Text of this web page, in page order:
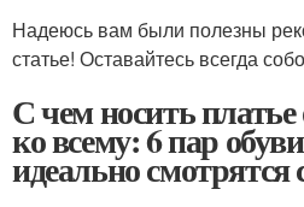
Надеюсь вам были полезны
статье! Оставайтесь всегда
С чем носить
ко всему: 6 пар
идеально